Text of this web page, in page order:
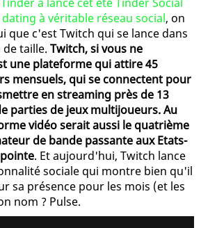
à véritable réseau social, on
que c'est Twitch qui se lance dans
taille. Twitch, si vous ne
une plateforme qui attire 45
mensuels, qui se connectent pour
en streaming près de 13
parties de jeux multijoueurs. Au
vidéo serait aussi le quatrième
de bande passante aux Etats-
. Et aujourd'hui, Twitch lance
sociale qui montre bien qu'il
sa présence pour les mois (et les
nom ? Pulse.